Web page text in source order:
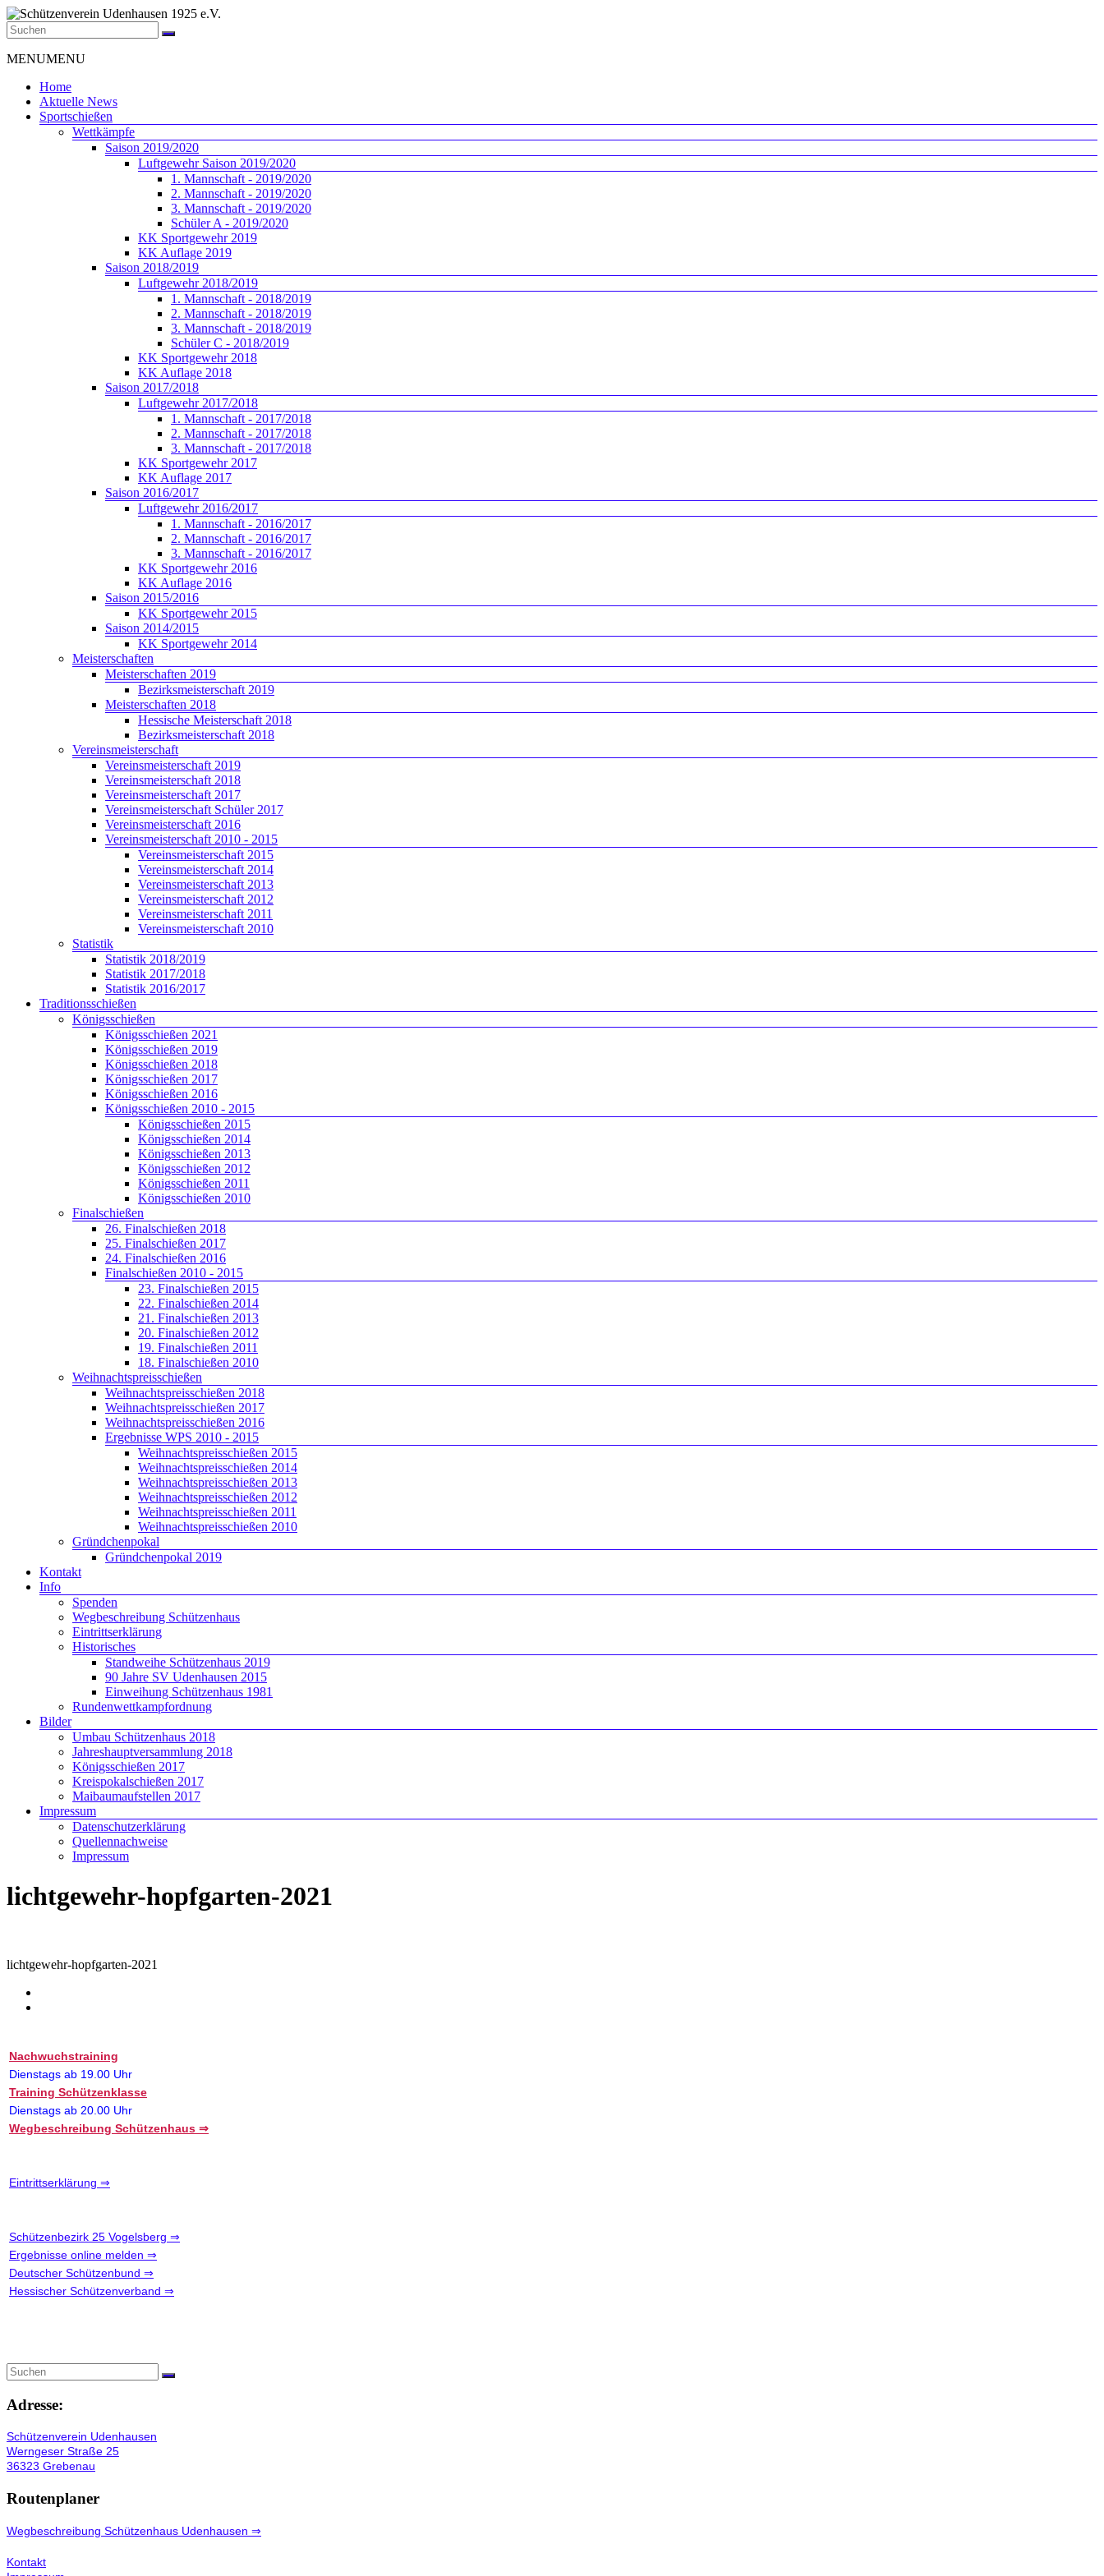
Zum
Inhalt
springen
Schützenverein
Udenhausen
e.V.
Schützenverein
Menü
MENUMENU
Home
Aktuelle News
Sportschießen
Wettkämpfe
Saison 2019/2020
Luftgewehr Saison 2019/2020
1. Mannschaft - 2019/2020
2. Mannschaft - 2019/2020
3. Mannschaft - 2019/2020
Schüler A - 2019/2020
KK Sportgewehr 2019
KK Auflage 2019
Saison 2018/2019
Luftgewehr 2018/2019
1. Mannschaft - 2018/2019
2. Mannschaft - 2018/2019
3. Mannschaft - 2018/2019
Schüler C - 2018/2019
KK Sportgewehr 2018
KK Auflage 2018
Saison 2017/2018
Luftgewehr 2017/2018
1. Mannschaft - 2017/2018
2. Mannschaft - 2017/2018
3. Mannschaft - 2017/2018
KK Sportgewehr 2017
KK Auflage 2017
Saison 2016/2017
Luftgewehr 2016/2017
1. Mannschaft - 2016/2017
2. Mannschaft - 2016/2017
3. Mannschaft - 2016/2017
KK Sportgewehr 2016
KK Auflage 2016
Saison 2015/2016
KK Sportgewehr 2015
Saison 2014/2015
KK Sportgewehr 2014
Meisterschaften
Meisterschaften 2019
Bezirksmeisterschaft 2019
Meisterschaften 2018
Hessische Meisterschaft 2018
Bezirksmeisterschaft 2018
Vereinsmeisterschaft
Vereinsmeisterschaft 2019
Vereinsmeisterschaft 2018
Vereinsmeisterschaft 2017
Vereinsmeisterschaft Schüler 2017
Vereinsmeisterschaft 2016
Vereinsmeisterschaft 2010 - 2015
Vereinsmeisterschaft 2015
Vereinsmeisterschaft 2014
Vereinsmeisterschaft 2013
Vereinsmeisterschaft 2012
Vereinsmeisterschaft 2011
Vereinsmeisterschaft 2010
Statistik
Statistik 2018/2019
Statistik 2017/2018
Statistik 2016/2017
Traditionsschießen
Königsschießen
Königsschießen 2021
Königsschießen 2019
Königsschießen 2018
Königsschießen 2017
Königsschießen 2016
Königsschießen 2010 - 2015
Königsschießen 2015
Königsschießen 2014
Königsschießen 2013
Königsschießen 2012
Königsschießen 2011
Königsschießen 2010
Finalschießen
26. Finalschießen 2018
25. Finalschießen 2017
24. Finalschießen 2016
Finalschießen 2010 - 2015
23. Finalschießen 2015
22. Finalschießen 2014
21. Finalschießen 2013
20. Finalschießen 2012
19. Finalschießen 2011
18. Finalschießen 2010
Weihnachtspreisschießen
Weihnachtspreisschießen 2018
Weihnachtspreisschießen 2017
Weihnachtspreisschießen 2016
Ergebnisse WPS 2010 - 2015
Weihnachtspreisschießen 2015
Weihnachtspreisschießen 2014
Weihnachtspreisschießen 2013
Weihnachtspreisschießen 2012
Weihnachtspreisschießen 2011
Weihnachtspreisschießen 2010
Gründchenpokal
Gründchenpokal 2019
Kontakt
Info
Spenden
Wegbeschreibung Schützenhaus
Eintrittserklärung
Historisches
Standweihe Schützenhaus 2019
90 Jahre SV Udenhausen 2015
Einweihung Schützenhaus 1981
Rundenwettkampfordnung
Bilder
Umbau Schützenhaus 2018
Jahreshauptversammlung 2018
Königsschießen 2017
Kreispokalschießen 2017
Maibaumaufstellen 2017
Impressum
Datenschutzerklärung
Quellennachweise
Impressum
lichtgewehr-hopfgarten-2021
lichtgewehr-hopfgarten-2021
Nachwuchstraining
Dienstags ab 19.00 Uhr
Training Schützenklasse
Dienstags ab 20.00 Uhr
Wegbeschreibung Schützenhaus ⇒
Eintrittserklärung ⇒
Schützenbezirk 25 Vogelsberg ⇒
Ergebnisse online melden ⇒
Deutscher Schützenbund ⇒
Hessischer Schützenverband ⇒
Adresse:
Schützenverein Udenhausen
Werngeser Straße 25
36323 Grebenau
Routenplaner
Wegbeschreibung Schützenhaus Udenhausen ⇒
Kontakt